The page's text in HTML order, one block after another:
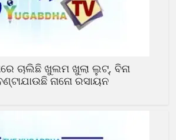
ଚାଲିଛି ଖୁଲମ ଖୁଲା ଲୁଟ୍, ବିନା
ନାନୋ ରସାୟନ